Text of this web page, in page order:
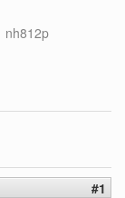
nh812p
#1